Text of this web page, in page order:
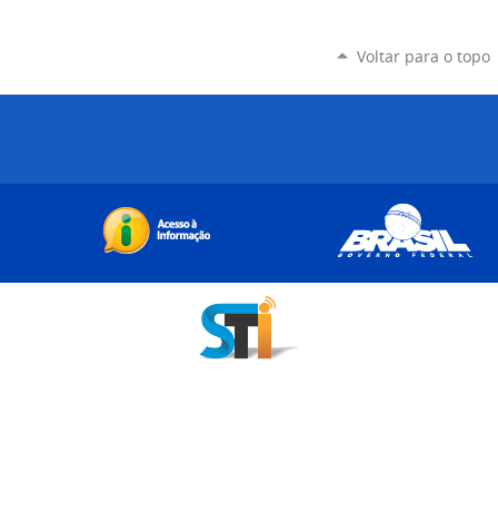
Voltar para o topo